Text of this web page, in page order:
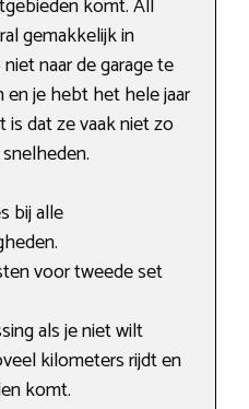
komt. All
gemakkelijk in
naar de garage te
je hebt het hele jaar
dat ze vaak niet zo
bij alle
voor tweede set
als je niet wilt
kilometers rijdt en
komt.